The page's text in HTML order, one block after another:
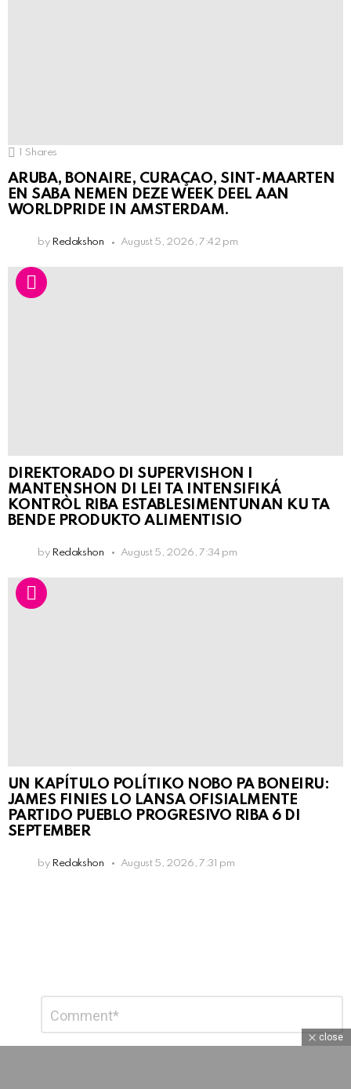
Shares
ARUBA, BONAIRE, CURAÇAO, SINT-MAARTEN
EN SABA NEMEN DEZE WEEK DEEL AAN
WORLDPRIDE IN AMSTERDAM.
by Redakshon August 5, 2026, 7:42 pm
DIREKTORADO DI SUPERVISHON I
MANTENSHON DI LEI TA INTENSIFIKÁ
KONTRÒL RIBA ESTABLESIMENTUNAN KU TA
BENDE PRODUKTO ALIMENTISIO
by Redakshon August 5, 2026, 7:34 pm
UN KAPÍTULO POLÍTIKO NOBO PA BONEIRU:
JAMES FINIES LO LANSA OFISIALMENTE
PARTIDO PUEBLO PROGRESIVO RIBA 6 DI
SEPTEMBER
by Redakshon August 5, 2026, 7:31 pm
Reply
close